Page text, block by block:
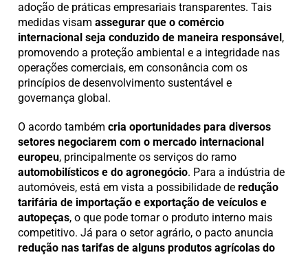
adoção de práticas empresariais transparentes. Tais
medidas visam assegurar que o comércio
internacional seja conduzido de maneira responsável ,
promovendo a proteção ambiental e a integridade nas
operações comerciais, em consonância com os
princípios de desenvolvimento sustentável e
governança global.
O acordo também cria oportunidades para diversos
setores negociarem com o mercado internacional
europeu, principalmente os serviços do ramo
automobilísticos e do agronegócio. Para a indústria de
automóveis, está em vista a possibilidade de redução
tarifária de importação e exportação de veículos e
autopeças, o que pode tornar o produto interno mais
competitivo. Já para o setor agrário, o pacto anuncia
redução nas tarifas de alguns produtos agrícolas do